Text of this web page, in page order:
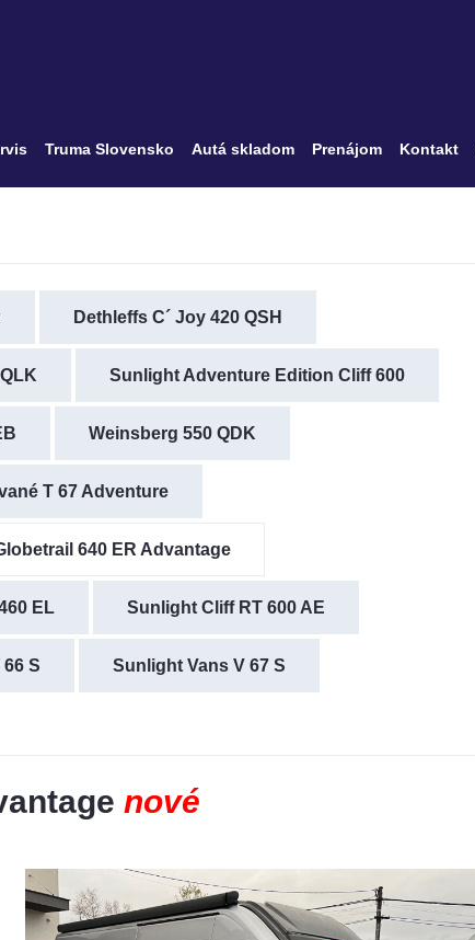
Truma Slovensko Autá skladom Prenájom Kontakt
Dethleffs C´ Joy 420 QSH
Sunlight Adventure Edition Cliff 600
Weinsberg 550 QDK
T 67 Adventure
640 ER Advantage
EL Sunlight Cliff RT 600 AE
S Sunlight Vans V 67 S
nové